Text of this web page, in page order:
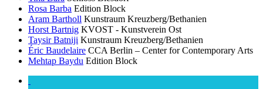
Rosa Barba Edition Block
Aram Bartholl Kunstraum Kreuzberg/Bethanien
Horst Bartnig KVOST - Kunstverein Ost
Taysir Batniji Kunstraum Kreuzberg/Bethanien
Éric Baudelaire CCA Berlin – Center for Contemporary Arts
Mehtap Baydu Edition Block